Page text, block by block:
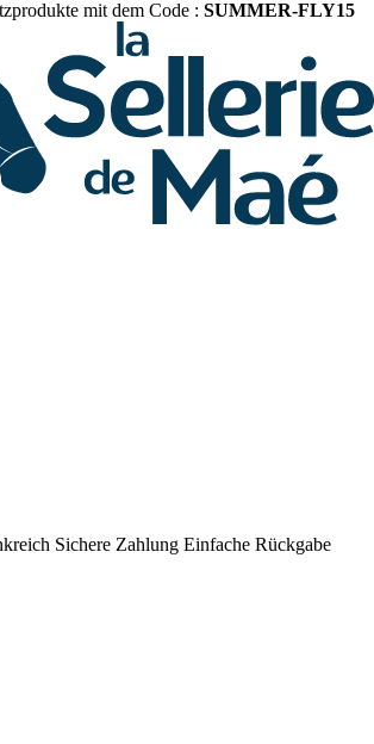
mit dem Code : SUMMER-FLY15
Sichere Zahlung Einfache Rückgabe